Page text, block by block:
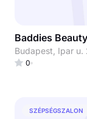
Baddies
Budapest, Ipar u.
0
SZÉPSÉGSZALON